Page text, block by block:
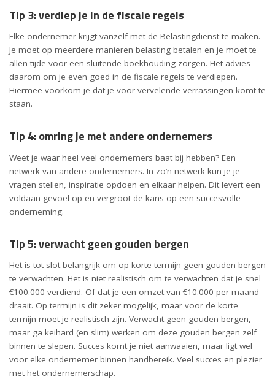
Tip 3: verdiep je in de fiscale regels
Elke ondernemer krijgt vanzelf met de Belastingdienst te maken.
Je moet op meerdere manieren belasting betalen en je moet te
allen tijde voor een sluitende boekhouding zorgen. Het advies
daarom om je even goed in de fiscale regels te verdiepen.
Hiermee voorkom je dat je voor vervelende verrassingen komt te
staan.
Tip 4: omring je met andere ondernemers
Weet je waar heel veel ondernemers baat bij hebben? Een
netwerk van andere ondernemers. In zo’n netwerk kun je je
vragen stellen, inspiratie opdoen en elkaar helpen. Dit levert een
voldaan gevoel op en vergroot de kans op een succesvolle
onderneming.
Tip 5: verwacht geen gouden bergen
Het is tot slot belangrijk om op korte termijn geen gouden bergen
te verwachten. Het is niet realistisch om te verwachten dat je snel
€100.000 verdiend. Of dat je een omzet van €10.000 per maand
draait. Op termijn is dit zeker mogelijk, maar voor de korte
termijn moet je realistisch zijn. Verwacht geen gouden bergen,
maar ga keihard (en slim) werken om deze gouden bergen zelf
binnen te slepen. Succes komt je niet aanwaaien, maar ligt wel
voor elke ondernemer binnen handbereik. Veel succes en plezier
met het ondernemerschap.